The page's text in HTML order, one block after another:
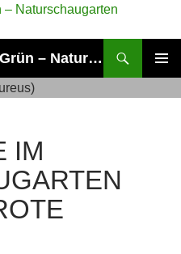
Arbeitskreis Naturnahes Grün – Naturschaugarten Lindenmühle
IM